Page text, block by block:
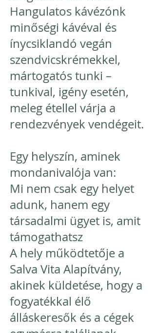
Hangulatos kávézónk
minőségi kávéval és
ínycsiklandó vegán
szendvicskrémekkel,
mártogatós tunki –
tunkival, igény esetén,
meleg étellel várja a
rendezvények vendégeit.
Egy helyszín, aminek
mondanivalója van:
Mi nem csak egy helyet
adunk, hanem egy
társadalmi ügyet is, amit
támogathatsz
A hely működtetője a
Salva Vita Alapítvány,
akinek küldetése, hogy a
fogyatékkal élő
álláskeresők és a cégek